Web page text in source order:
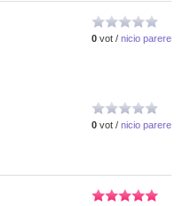
0 vot / nicio parere
0 vot / nicio parere